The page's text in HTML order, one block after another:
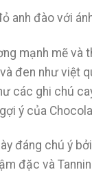
anh đào với
mạnh mẽ và
đen như việt
các ghi chú
ý của
đáng chú ý
đặc và